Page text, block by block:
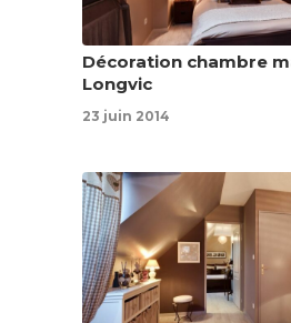
Décoration chambre
Longvic
23 juin 2014